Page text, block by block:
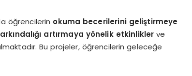
öğrencilerin okuma becerilerini geliştirmeye
artırmaya yönelik etkinlikler ve
Bu projeler, öğrencilerin geleceğe